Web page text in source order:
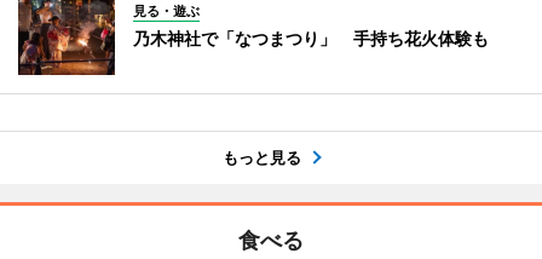
見る・遊ぶ
乃木神社で「なつまつり」 手持ち花火体験も
もっと見る
食べる